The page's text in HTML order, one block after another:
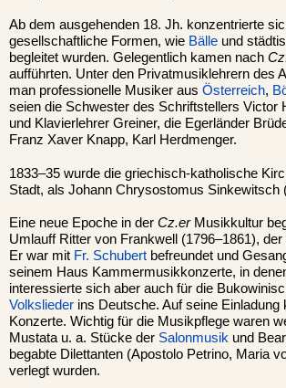
Ab dem ausgehenden 18. Jh. konzentrierte
gesellschaftliche Formen, wie Bälle und
begleitet wurden. Gelegentlich kamen nach
aufführten. Unter den Privatmusiklehrern des
man professionelle Musiker aus Österreich,
seien die Schwester des Schriftstellers
und Klavierlehrer Greiner, die Egerländer
Franz Xaver Knapp, Karl Herdmenger.
1833–35 wurde die griechisch-katholische
Stadt, als Johann Chrysostomus Sinkewitsch
Eine neue Epoche in der Cz.erMusikkultur
Umlauff Ritter von Frankwell (1796–1861),
Er war mit Fr. Schubert befreundet und
seinem Haus Kammermusikkonzerte, in
interessierte sich aber auch für die
Volkslieder ins Deutsche. Auf seine Einladung
Konzerte. Wichtig für die Musikpflege waren
Mustata u. a. Stücke der Salonmusik und
begabte Dilettanten (Apostolo Petrino, Maria
verlegt wurden.